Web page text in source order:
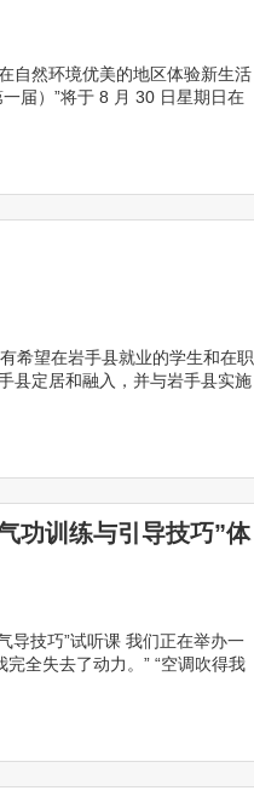
自然环境优美的地区体验新生活
届）”将于 8 月 30 日星期日在
希望在岩手县就业的学生和在职
县定居和融入，并与岩手县实施
功训练与引导技巧”体
导技巧”试听课 我们正在举办一
全失去了动力。” “空调吹得我